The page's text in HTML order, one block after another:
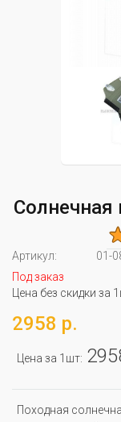
Солнечная
Артикул:
01-
Под заказ
Цена без скидки за
2958 р.
Цена за 1шт:
Походная